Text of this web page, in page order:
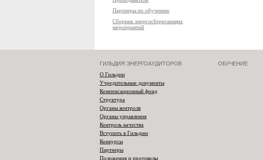
Партнеры по обучению
Сборник энергосберегающих
мероприятий
ГИЛЬДИЯ ЭНЕРГОАУДИТОРОВ
О Гильдии
Учредительные документы
Компенсационный фонд
Структура
Органы контроля
Органы управления
Контроль качества
Вступить в Гильдию
Конкурсы
Партнеры
Положения и протоколы
ОБУЧЕНИЕ